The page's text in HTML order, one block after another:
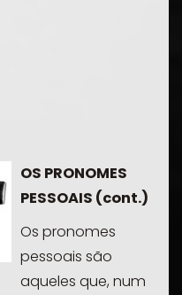
OS PRONOMES
PESSOAIS (cont.)
Os pronomes
pessoais são
aqueles que, num